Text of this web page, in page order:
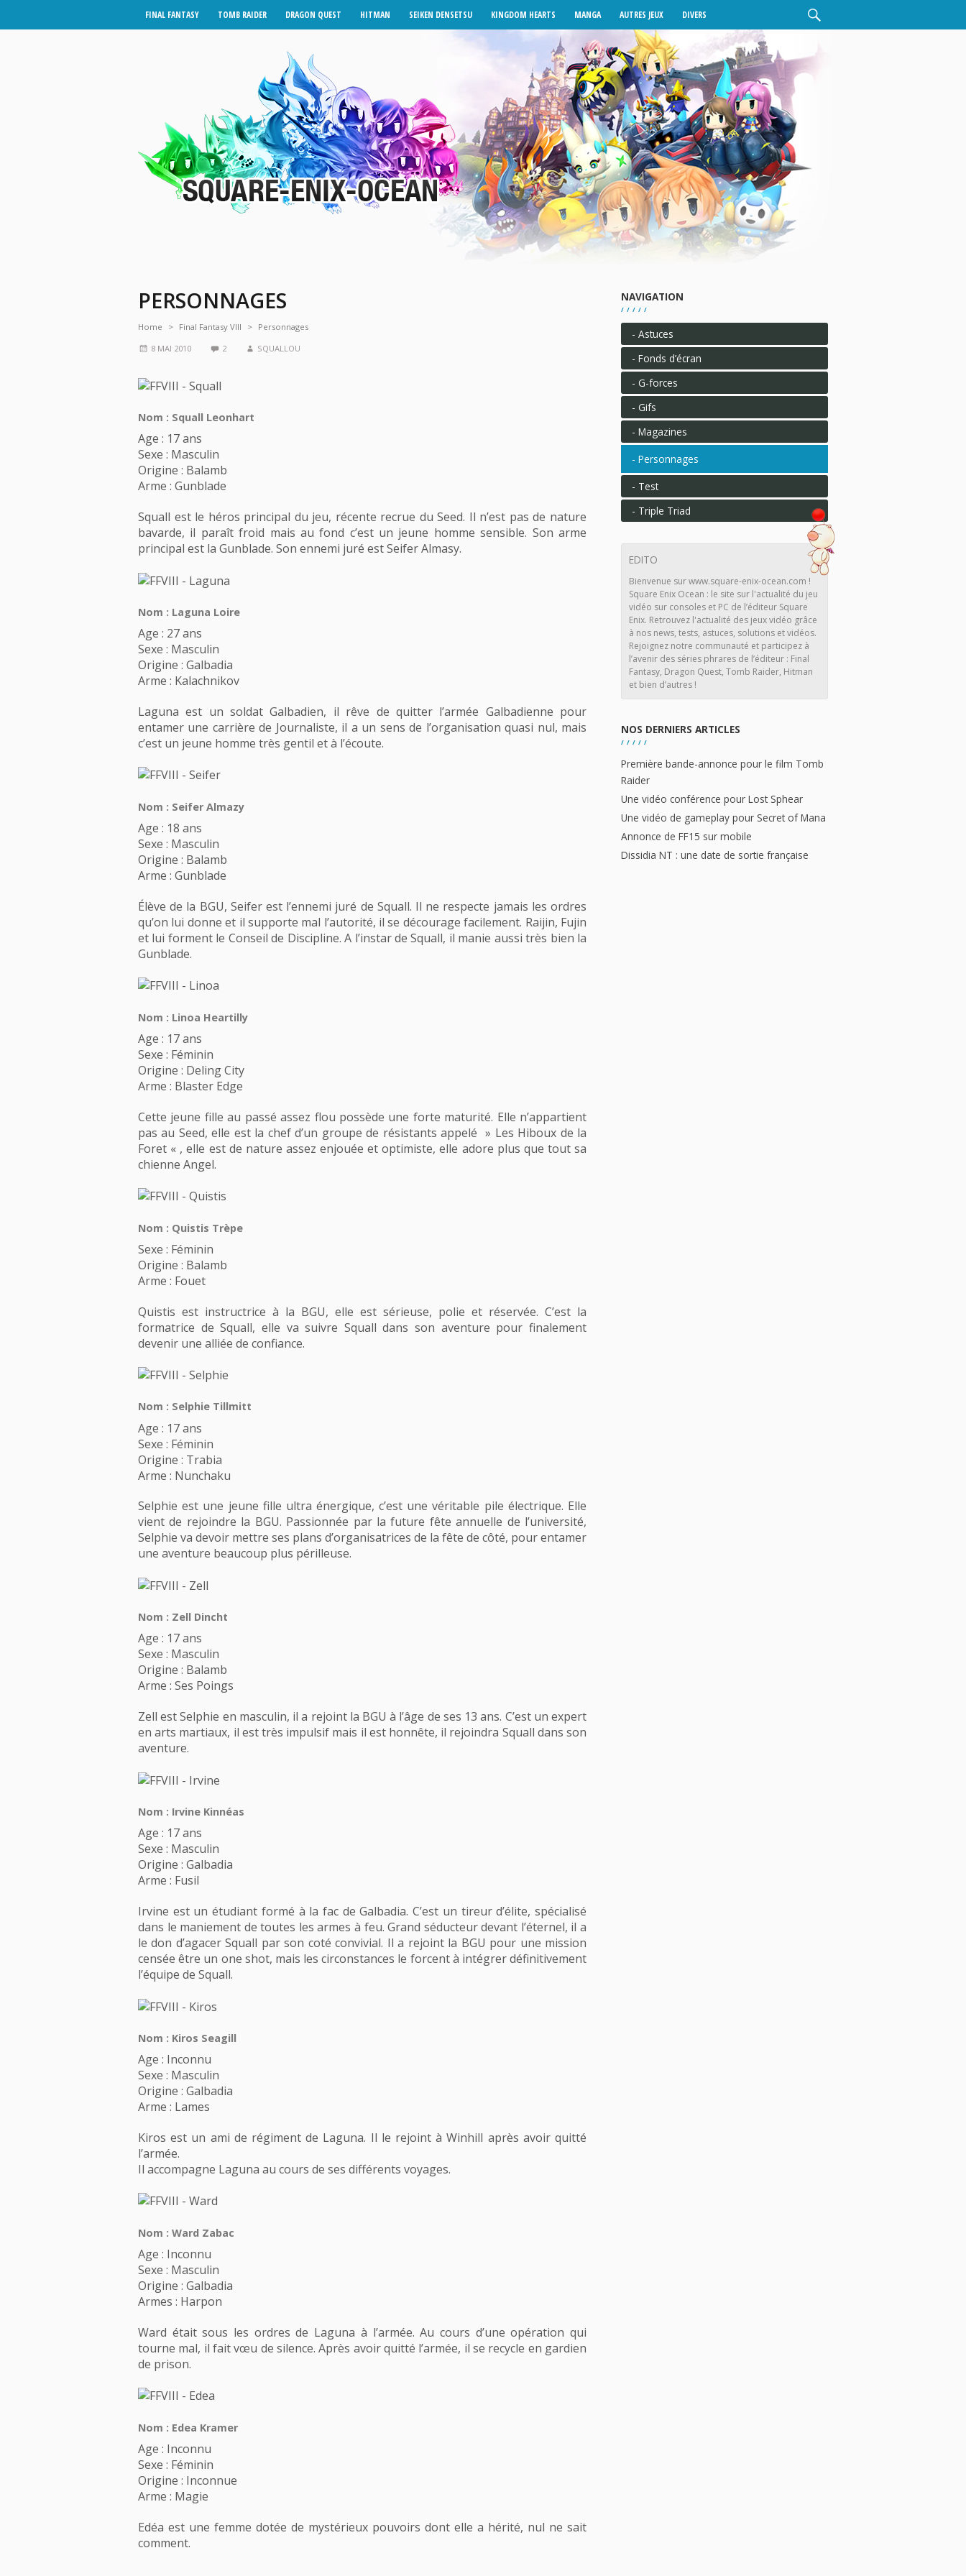
FINAL FANTASY TOMB RAIDER DRAGON QUEST HITMAN SEIKEN DENSETSU KINGDOM HEARTS MANGA AUTRES JEUX DIVERS
PERSONNAGES
Home Final Fantasy VIII
Personnages
8 MAI 2010
2 SQUALLOU
Nom : Squall Leonhart
Age : 17 ans
Sexe : Masculin
Origine : Balamb
Arme : Gunblade
Squall est le héros principal du jeu, récente recrue du Seed. Il n’est pas de nature
bavarde, il paraît froid mais au fond c’est un jeune homme sensible. Son arme
principal est la Gunblade. Son ennemi juré est Seifer Almasy.
Nom : Laguna Loire
Age : 27 ans
Sexe : Masculin
Origine : Galbadia
Arme : Kalachnikov
Laguna est un soldat Galbadien, il rêve de quitter l’armée Galbadienne pour
entamer une carrière de Journaliste, il a un sens de l’organisation quasi nul, mais
c’est un jeune homme très gentil et à l’écoute.
Nom : Seifer Almazy
Age : 18 ans
Sexe : Masculin
Origine : Balamb
Arme : Gunblade
Élève de la BGU, Seifer est l’ennemi juré de Squall. Il ne respecte jamais les ordres
qu’on lui donne et il supporte mal l’autorité, il se décourage facilement. Raijin, Fujin
et lui forment le Conseil de Discipline. A l’instar de Squall, il manie aussi très bien la
Gunblade.
Nom : Linoa Heartilly
Age : 17 ans
Sexe : Féminin
Origine : Deling City
Arme : Blaster Edge
Cette jeune fille au passé assez flou possède une forte maturité. Elle n’appartient
pas au Seed, elle est la chef d’un groupe de résistants appelé » Les Hiboux de la
Foret « , elle est de nature assez enjouée et optimiste, elle adore plus que tout sa
chienne Angel.
Nom : Quistis Trèpe
Sexe : Féminin
Origine : Balamb
Arme : Fouet
Quistis est instructrice à la BGU, elle est sérieuse, polie et réservée. C’est la
formatrice de Squall, elle va suivre Squall dans son aventure pour finalement
devenir une alliée de confiance.
Nom : Selphie Tillmitt
Age : 17 ans
Sexe : Féminin
Origine : Trabia
Arme : Nunchaku
Selphie est une jeune fille ultra énergique, c’est une véritable pile électrique. Elle
vient de rejoindre la BGU. Passionnée par la future fête annuelle de l’université,
Selphie va devoir mettre ses plans d’organisatrices de la fête de côté, pour entamer
une aventure beaucoup plus périlleuse.
Nom : Zell Dincht
Age : 17 ans
Sexe : Masculin
Origine : Balamb
Arme : Ses Poings
Zell est Selphie en masculin, il a rejoint la BGU à l’âge de ses 13 ans. C’est un expert
en arts martiaux, il est très impulsif mais il est honnête, il rejoindra Squall dans son
aventure.
Nom : Irvine Kinnéas
Age : 17 ans
Sexe : Masculin
Origine : Galbadia
Arme : Fusil
Irvine est un étudiant formé à la fac de Galbadia. C’est un tireur d’élite, spécialisé
dans le maniement de toutes les armes à feu. Grand séducteur devant l’éternel, il a
le don d’agacer Squall par son coté convivial. Il a rejoint la BGU pour une mission
censée être un one shot, mais les circonstances le forcent à intégrer définitivement
l’équipe de Squall.
Nom : Kiros Seagill
Age : Inconnu
Sexe : Masculin
Origine : Galbadia
Arme : Lames
Kiros est un ami de régiment de Laguna. Il le rejoint à Winhill après avoir quitté
l’armée.
Il accompagne Laguna au cours de ses différents voyages.
Nom : Ward Zabac
Age : Inconnu
Sexe : Masculin
Origine : Galbadia
Armes : Harpon
Ward était sous les ordres de Laguna à l’armée. Au cours d’une opération qui
tourne mal, il fait vœu de silence. Après avoir quitté l’armée, il se recycle en gardien
de prison.
Nom : Edea Kramer
Age : Inconnu
Sexe : Féminin
Origine : Inconnue
Arme : Magie
Edéa est une femme dotée de mystérieux pouvoirs dont elle a hérité, nul ne sait
comment.
NAVIGATION
Astuces
Fonds d’écran
G-forces
Gifs
Magazines
Personnages
Test
Triple Triad
EDITO
Bienvenue sur www.square-enix-ocean.com !
Square Enix Ocean : le site sur l'actualité du jeu
vidéo sur consoles et PC de l’éditeur Square
Enix. Retrouvez l'actualité des jeux vidéo grâce
à nos news, tests, astuces, solutions et vidéos.
Rejoignez notre communauté et participez à
l’avenir des séries phrares de l’éditeur : Final
Fantasy, Dragon Quest, Tomb Raider, Hitman
et bien d’autres !
NOS DERNIERS ARTICLES
Première bande-annonce pour le film Tomb
Raider
Une vidéo conférence pour Lost Sphear
Une vidéo de gameplay pour Secret of Mana
Annonce de FF15 sur mobile
Dissidia NT : une date de sortie française